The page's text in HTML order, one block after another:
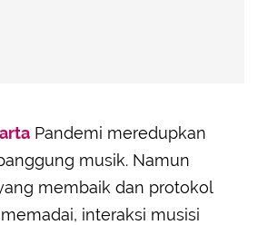
Pandemi meredupkan
musik. Namun
membaik dan protokol
interaksi musisi